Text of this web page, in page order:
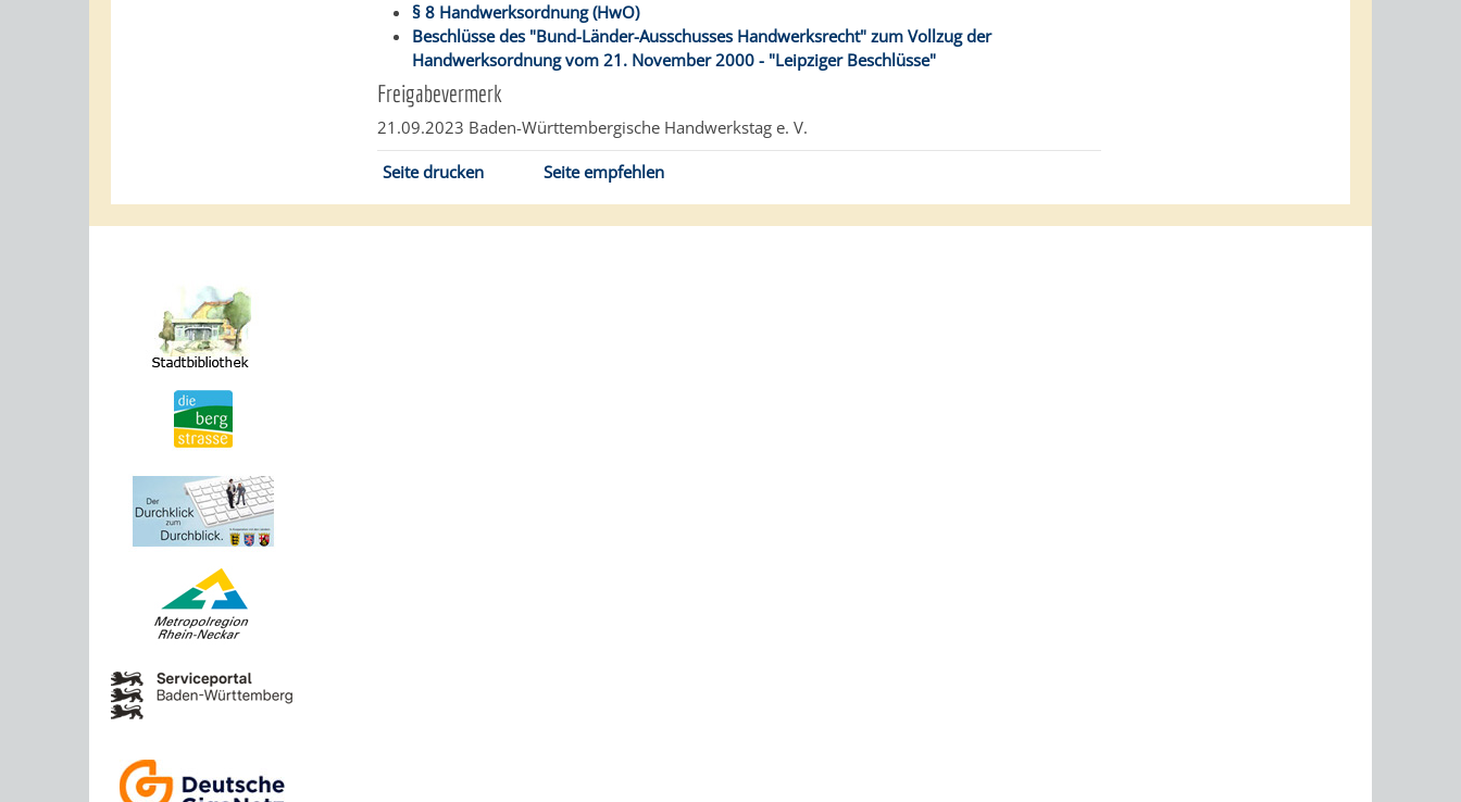
§ 8 Handwerksordnung (HwO)
Beschlüsse des "Bund-Länder-Ausschusses Handwerksrecht" zum Vollzug der
Handwerksordnung vom 21. November 2000 - "Leipziger Beschlüsse"
Freigabevermerk
21.09.2023 Baden-Württembergische Handwerkstag e. V.
Seite drucken Seite empfehlen